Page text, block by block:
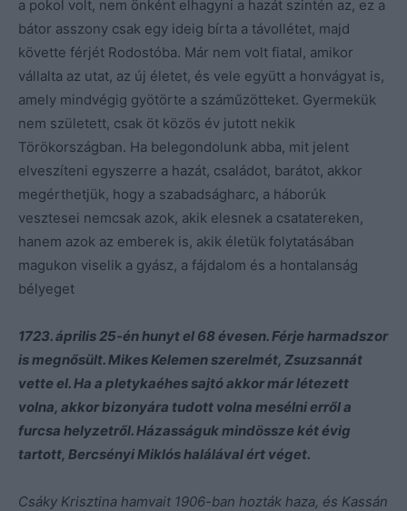
a pokol volt, nem önként elhagyni a hazát szintén az, ez a
bátor asszony csak egy ideig bírta a távollétet, majd
követte férjét Rodostóba. Már nem volt fiatal, amikor
vállalta az utat, az új életet, és vele együtt a honvágyat is,
amely mindvégig gyötörte a száműzötteket. Gyermekük
nem született, csak öt közös év jutott nekik
Törökországban. Ha belegondolunk abba, mit jelent
elveszíteni egyszerre a hazát, családot, barátot, akkor
megérthetjük, hogy a szabadságharc, a háborúk
vesztesei nemcsak azok, akik elesnek a csatatereken,
hanem azok az emberek is, akik életük folytatásában
magukon viselik a gyász, a fájdalom és a hontalanság
bélyeget
1723. április 25-én hunyt el 68 évesen. Férje harmadszor
is megnősült. Mikes Kelemen szerelmét, Zsuzsannát
vette el. Ha a pletykaéhes sajtó akkor már létezett
volna, akkor bizonyára tudott volna mesélni erről a
furcsa helyzetről. Házasságuk mindössze két évig
tartott, Bercsényi Miklós halálával ért véget.
Csáky Krisztina hamvait 1906-ban hozták haza, és Kassán